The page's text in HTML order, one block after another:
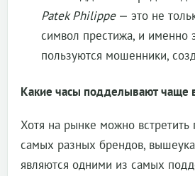
Patek Philippe— это не
символ престижа, и именно
пользуются мошенники,
Какие часы подделывают чаще
Хотя на рынке можно встретить
самых разных брендов,
являются одними из самых